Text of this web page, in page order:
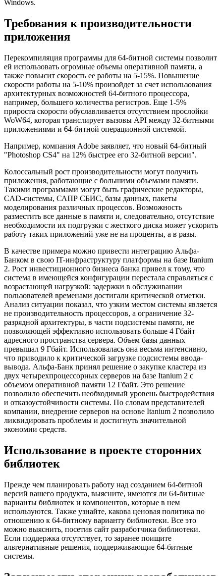
Windows.
Требования к производительности
приложения
Перекомпиляция программы для 64-битной системы позволит
ей использовать огромные объемы оперативной памяти, а
также повысит скорость ее работы на 5-15%. Повышение
скорости работы на 5-10% произойдет за счет использования
архитектурных возможностей 64-битного процессора,
например, большего количества регистров. Еще 1-5%
прироста скорости обуславливается отсутствием прослойки
WoW64, которая транслирует вызовы API между 32-битными
приложениями и 64-битной операционной системой.
Например, компания Adobe заявляет, что новый 64-битный
"Photoshop CS4" на 12% быстрее его 32-битной версии".
Колоссальный рост производительности могут получить
приложения, работающие с большими объемами памяти.
Такими программами могут быть графические редакторы,
CAD-системы, САПР СБИС, базы данных, пакеты
моделирования различных процессов. Возможность
разместить все данные в памяти и, следовательно, отсутствие
необходимости их подгрузки с жесткого диска может ускорить
работу таких приложений уже не на проценты, а в разы.
В качестве примера можно привести интеграцию Альфа-
Банком в свою IT-инфраструктуру платформы на базе Itanium
2. Рост инвестиционного бизнеса банка привел к тому, что
система в имеющейся конфигурации перестала справляться с
возрастающей нагрузкой: задержки в обслуживании
пользователей временами достигали критической отметки.
Анализ ситуации показал, что узким местом системы является
не производительность процессоров, а ограничение 32-
разрядной архитектуры, в части подсистемы памяти, не
позволяющей эффективно использовать больше 4 Гбайт
адресного пространства сервера. Объем базы данных
превышал 9 Гбайт. Использовалась она весьма интенсивно,
что приводило к критической загрузке подсистемы ввода-
вывода. Альфа-Банк принял решение о закупке кластера из
двух четырехпроцессорных серверов на базе Itanium 2 с
объемом оперативной памяти 12 Гбайт. Это решение
позволило обеспечить необходимый уровень быстродействия
и отказоустойчивости системы. По словам представителей
компании, внедрение серверов на основе Itanium 2 позволило
ликвидировать проблемы и достигнуть значительной
экономии средств.
Использование в проекте сторонних
библиотек
Прежде чем планировать работу над созданием 64-битной
версий вашего продукта, выясните, имеются ли 64-битные
варианты библиотек и компонентов, которые в нем
используются. Также узнайте, какова ценовая политика по
отношению к 64-битному варианту библиотеки. Все это
можно выяснить, посетив сайт разработчика библиотеки.
Если поддержка отсутствует, то заранее поищите
альтернативные решения, поддерживающие 64-битные
системы.